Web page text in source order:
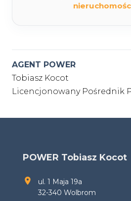
AGENT POWER
Tobiasz Kocot
Licencjonowany Pośrednik
POWER Tobiasz Kocot
ul. 1 Maja 19a
32-340 Wolbrom